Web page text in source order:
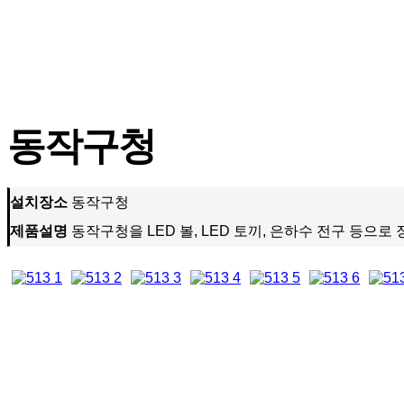
동작구청
설치장소 동작구청
제품설명 동작구청을 LED 볼, LED 토끼, 은하수 전구 등으로